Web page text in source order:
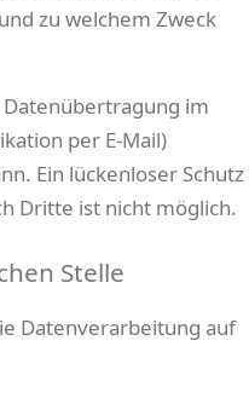
zu welchem Zweck
im
per E-Mail)
Ein lückenloser Schutz
Dritte ist nicht möglich.
Stelle
Datenverarbeitung auf